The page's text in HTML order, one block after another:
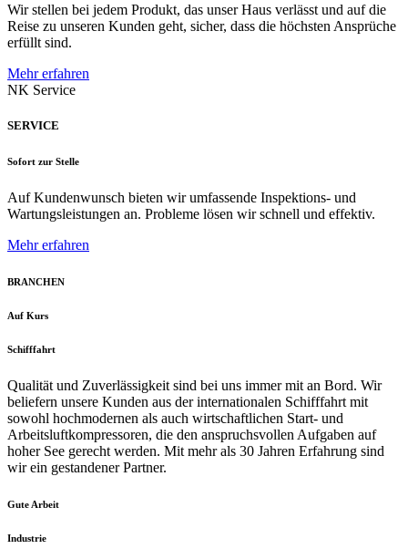
Wir stellen bei jedem Produkt, das unser Haus verlässt und auf die
Reise zu unseren Kunden geht, sicher, dass die höchsten Ansprüche
erfüllt sind.
Mehr erfahren
NK Service
SERVICE
Sofort zur Stelle
Auf Kundenwunsch bieten wir umfassende Inspektions- und
Wartungsleistungen an. Probleme lösen wir schnell und effektiv.
Mehr erfahren
BRANCHEN
Auf Kurs
Schifffahrt
Qualität und Zuverlässigkeit sind bei uns immer mit an Bord. Wir
beliefern unsere Kunden aus der internationalen Schifffahrt mit
sowohl hochmodernen als auch wirtschaftlichen Start- und
Arbeitsluftkompressoren, die den anspruchsvollen Aufgaben auf
hoher See gerecht werden. Mit mehr als 30 Jahren Erfahrung sind
wir ein gestandener Partner.
Gute Arbeit
Industrie